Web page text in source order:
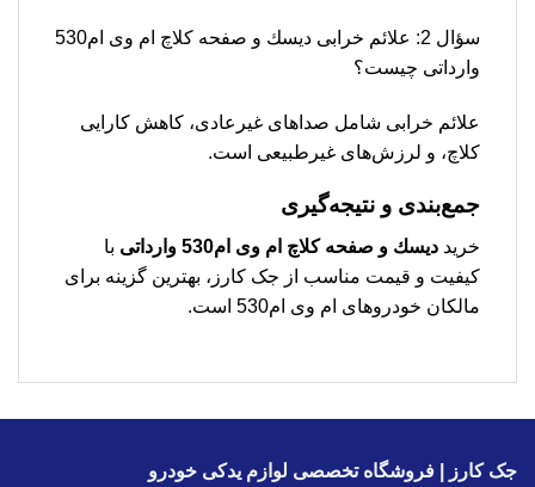
سؤال 2: علائم خرابی دیسك و صفحه کلاچ ام وی ام530
وارداتی چیست؟
علائم خرابی شامل صداهای غیرعادی، کاهش کارایی
کلاچ، و لرزش‌های غیرطبیعی است.
جمع‌بندی و نتیجه‌گیری
خرید دیسك و صفحه کلاچ ام وی ام530 وارداتی
با
کیفیت و قیمت مناسب از جک کارز، بهترین گزینه برای
مالکان خودروهای ام وی ام530 است.
جک کارز | فروشگاه تخصصی لوازم یدکی خودرو